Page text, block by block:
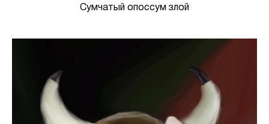
Сумчатый опоссум злой